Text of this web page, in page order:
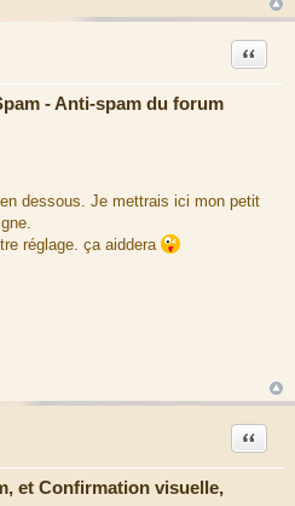
- Anti-spam du forum
Citation
dessous. Je mettrais ici mon petit
réglage. ça aiddera
et Confirmation visuelle,
Citation